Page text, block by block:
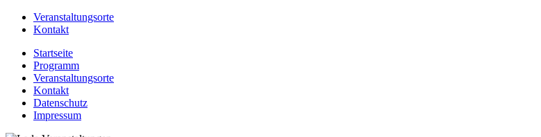
Veranstaltungsorte
Kontakt
Startseite
Programm
Veranstaltungsorte
Kontakt
Datenschutz
Impressum